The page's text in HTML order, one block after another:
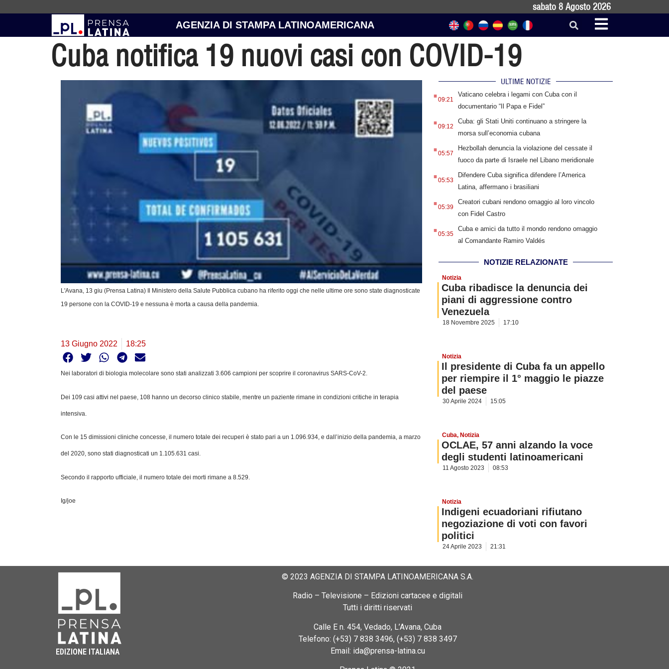
sabato 8 Agosto 2026
AGENZIA DI STAMPA LATINOAMERICANA
Cuba notifica 19 nuovi casi con COVID-19
L'Avana, 13 giu (Prensa Latina) Il Ministero della Salute Pubblica cubano ha riferito oggi che nelle ultime ore sono state diagnosticate
19 persone con la COVID-19 e nessuna è morta a causa della pandemia.
13 Giugno 2022 18:25
Nei laboratori di biologia molecolare sono stati analizzati 3.606 campioni per scoprire il coronavirus SARS-CoV-2.
Dei 109 casi attivi nel paese, 108 hanno un decorso clinico stabile, mentre un paziente rimane in condizioni critiche in terapia
intensiva.
Con le 15 dimissioni cliniche concesse, il numero totale dei recuperi è stato pari a un 1.096.934, e dall’inizio della pandemia, a marzo
del 2020, sono stati diagnosticati un 1.105.631 casi.
Secondo il rapporto ufficiale, il numero totale dei morti rimane a 8.529.
Ig/joe
ULTIME NOTIZIE
.09:21
Vaticano celebra i legami con Cuba con il
documentario “Il Papa e Fidel”
.09:12
Cuba: gli Stati Uniti continuano a stringere la
morsa sull’economia cubana
.05:57
Hezbollah denuncia la violazione del cessate il
fuoco da parte di Israele nel Libano meridionale
.05:53
Difendere Cuba significa difendere l’America
Latina, affermano i brasiliani
.05:39
Creatori cubani rendono omaggio al loro vincolo
con Fidel Castro
.05:35
Cuba e amici da tutto il mondo rendono omaggio
al Comandante Ramiro Valdés
NOTIZIE RELAZIONATE
Notizia
Cuba ribadisce la denuncia dei
piani di aggressione contro
Venezuela
18 Novembre 2025 17:10
Notizia
Il presidente di Cuba fa un appello
per riempire il 1° maggio le piazze
del paese
30 Aprile 2024 15:05
Cuba, Notizia
OCLAE, 57 anni alzando la voce
degli studenti latinoamericani
11 Agosto 2023 08:53
Notizia
Indigeni ecuadoriani rifiutano
negoziazione di voti con favori
politici
24 Aprile 2023 21:31
EDIZIONE ITALIANA
© 2023 AGENZIA DI STAMPA LATINOAMERICANA S.A.
Radio – Televisione – Edizioni cartacee e digitali
Tutti i diritti riservati
Calle E n. 454, Vedado, L’Avana, Cuba
Telefono: (+53) 7 838 3496, (+53) 7 838 3497
Email: ida@prensa-latina.cu